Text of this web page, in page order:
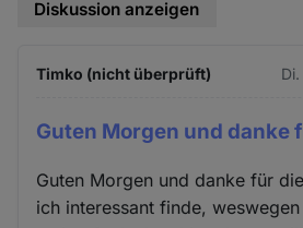
Diskussion anzeigen
Timko (nicht überprüft)
Guten Morgen und danke
Guten Morgen und danke für
ich interessant finde,